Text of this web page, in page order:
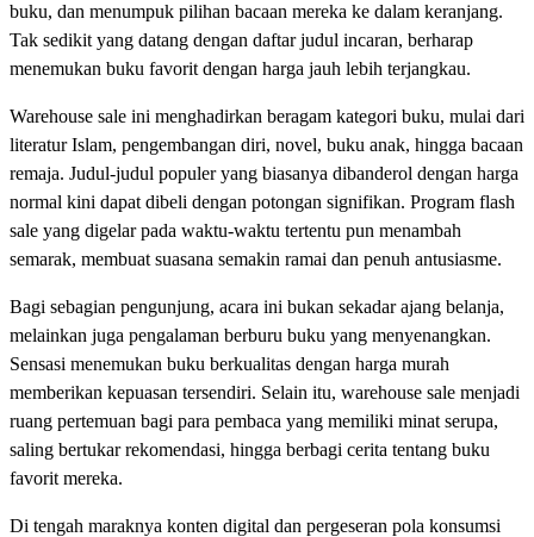
buku, dan menumpuk pilihan bacaan mereka ke dalam keranjang.
Tak sedikit yang datang dengan daftar judul incaran, berharap
menemukan buku favorit dengan harga jauh lebih terjangkau.
Warehouse sale ini menghadirkan beragam kategori buku, mulai dari
literatur Islam, pengembangan diri, novel, buku anak, hingga bacaan
remaja. Judul-judul populer yang biasanya dibanderol dengan harga
normal kini dapat dibeli dengan potongan signifikan. Program flash
sale yang digelar pada waktu-waktu tertentu pun menambah
semarak, membuat suasana semakin ramai dan penuh antusiasme.
Bagi sebagian pengunjung, acara ini bukan sekadar ajang belanja,
melainkan juga pengalaman berburu buku yang menyenangkan.
Sensasi menemukan buku berkualitas dengan harga murah
memberikan kepuasan tersendiri. Selain itu, warehouse sale menjadi
ruang pertemuan bagi para pembaca yang memiliki minat serupa,
saling bertukar rekomendasi, hingga berbagi cerita tentang buku
favorit mereka.
Di tengah maraknya konten digital dan pergeseran pola konsumsi